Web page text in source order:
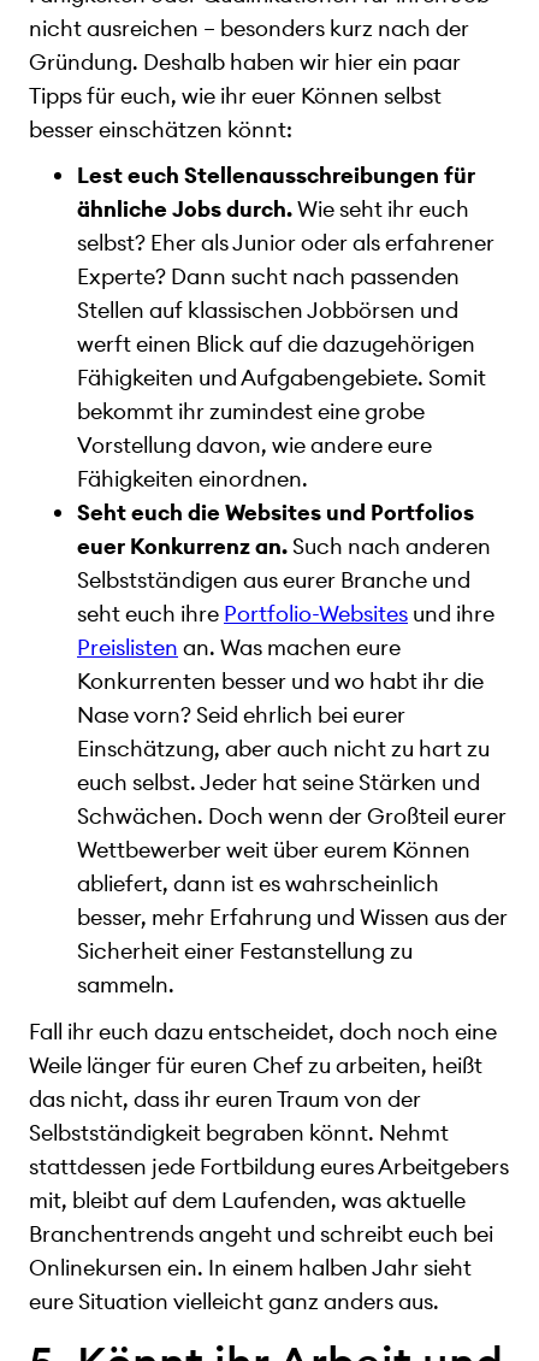
nicht ausreichen – besonders kurz nach der
Gründung. Deshalb haben wir hier ein paar
Tipps für euch, wie ihr euer Können selbst
besser einschätzen könnt:
Lest euch Stellenausschreibungen für
ähnliche Jobs durch.Wie seht ihr euch
selbst? Eher als Junior oder als erfahrener
Experte? Dann sucht nach passenden
Stellen auf klassischen Jobbörsen und
werft einen Blick auf die dazugehörigen
Fähigkeiten und Aufgabengebiete. Somit
bekommt ihr zumindest eine grobe
Vorstellung davon, wie andere eure
Fähigkeiten einordnen.
Seht euch die Websites und Portfolios
euer Konkurrenz an. Such nach anderen
Selbstständigen aus eurer Branche und
seht euch ihre Portfolio-Websites und ihre
Preislisten an. Was machen eure
Konkurrenten besser und wo habt ihr die
Nase vorn? Seid ehrlich bei eurer
Einschätzung, aber auch nicht zu hart zu
euch selbst. Jeder hat seine Stärken und
Schwächen. Doch wenn der Großteil eurer
Wettbewerber weit über eurem Können
abliefert, dann ist es wahrscheinlich
besser, mehr Erfahrung und Wissen aus der
Sicherheit einer Festanstellung zu
sammeln.
Fall ihr euch dazu entscheidet, doch noch eine
Weile länger für euren Chef zu arbeiten, heißt
das nicht, dass ihr euren Traum von der
Selbstständigkeit begraben könnt. Nehmt
stattdessen jede Fortbildung eures Arbeitgebers
mit, bleibt auf dem Laufenden, was aktuelle
Branchentrends angeht und schreibt euch bei
Onlinekursen ein. In einem halben Jahr sieht
eure Situation vielleicht ganz anders aus.